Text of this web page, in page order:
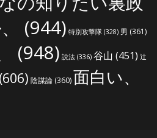
(944) 特別攻撃隊 (328) 男 (361)
(948) 説法 (336) 谷山 (451) 辻
(606) 陰謀論 (360)面白い、